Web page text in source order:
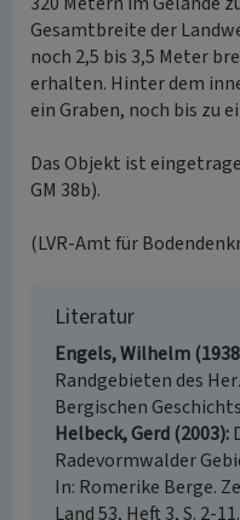
Gesamtbreite der
noch 2,5 bis 3,5 Meter
erhalten. Hinter dem
ein Graben, noch bis zu
Das Objekt ist
GM 38b).
(LVR-Amt für
Literatur
Engels, Wilhelm
Randgebieten des
Bergischen
Helbeck, Gerd (2003)
Radevormwalder
In: Romerike Berge.
Land 53, Heft 3, S. 2-